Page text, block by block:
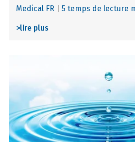
Medical FR 5 temps de lecture
>lire plus